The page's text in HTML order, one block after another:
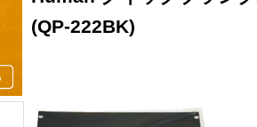
(QP-222BK)